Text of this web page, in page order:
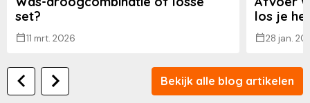
set?
11 mrt. 2026
los je
28 jan.
Bekijk alle blog artikelen